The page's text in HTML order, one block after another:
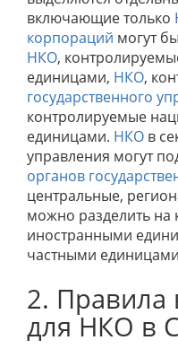
включающие только
корпораций могут
НКО,
единицами, НКО,
государственного
контролируемые
единицами. НКО в
управления могут
органов
центральные,
можно разделить на
иностранными
частными
2. Правила
для НКО в